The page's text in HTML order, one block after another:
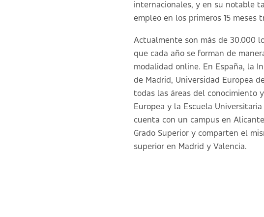
internacionales, y en su notable
empleo en los primeros 15 meses
Actualmente son más de 30.000
que cada año se forman de
modalidad online. En España, la
de Madrid, Universidad Europea
todas las áreas del conocimiento
Europea y la Escuela
cuenta con un campus en
Grado Superior y comparten el
superior en Madrid y Valencia.